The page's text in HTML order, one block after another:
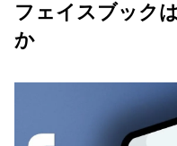
フェイスブック
か